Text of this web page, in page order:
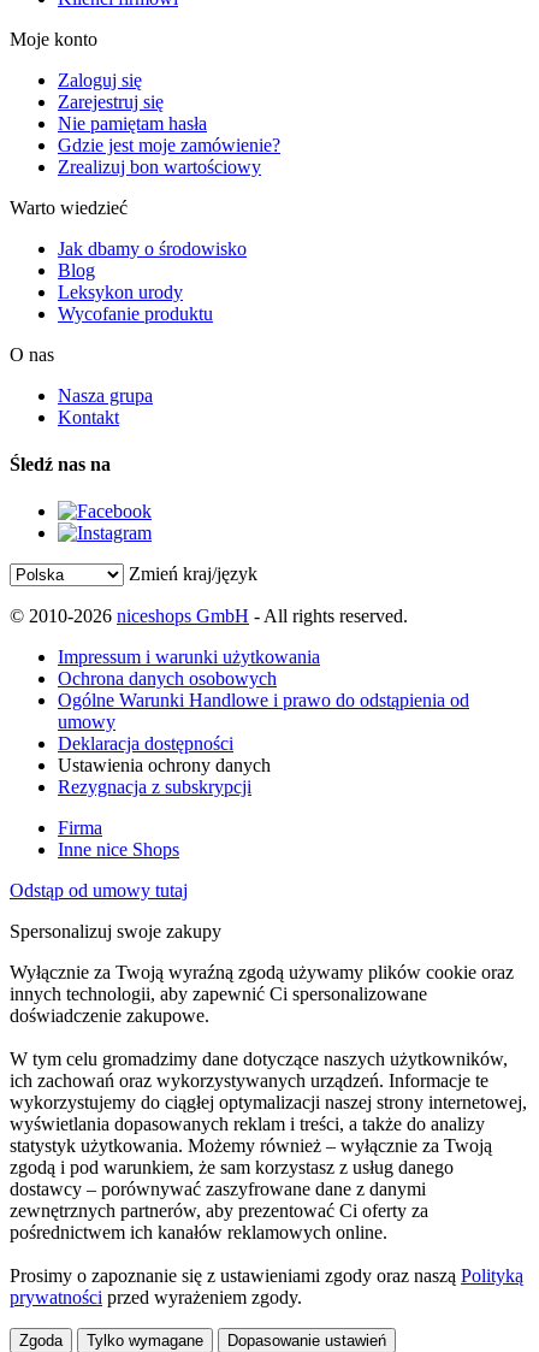
Moje konto
Zaloguj się
Zarejestruj się
Nie pamiętam hasła
Gdzie jest moje zamówienie?
Zrealizuj bon wartościowy
Warto wiedzieć
Jak dbamy o środowisko
Blog
Leksykon urody
Wycofanie produktu
O nas
Nasza grupa
Kontakt
Śledź nas na
Zmień kraj/język
© 2010-2026 niceshops GmbH - All rights reserved.
Impressum i warunki użytkowania
Ochrona danych osobowych
Ogólne Warunki Handlowe i prawo do odstąpienia od
umowy
Deklaracja dostępności
Ustawienia ochrony danych
Rezygnacja z subskrypcji
Firma
Inne nice Shops
Odstąp od umowy tutaj
Spersonalizuj swoje zakupy
Wyłącznie za Twoją wyraźną zgodą używamy plików cookie oraz
innych technologii, aby zapewnić Ci spersonalizowane
doświadczenie zakupowe.
W tym celu gromadzimy dane dotyczące naszych użytkowników,
ich zachowań oraz wykorzystywanych urządzeń. Informacje te
wykorzystujemy do ciągłej optymalizacji naszej strony internetowej,
wyświetlania dopasowanych reklam i treści, a także do analizy
statystyk użytkowania. Możemy również – wyłącznie za Twoją
zgodą i pod warunkiem, że sam korzystasz z usług danego
dostawcy – porównywać zaszyfrowane dane z danymi
zewnętrznych partnerów, aby prezentować Ci oferty za
pośrednictwem ich kanałów reklamowych online.
Prosimy o zapoznanie się z ustawieniami zgody oraz naszą Polityką
prywatności przed wyrażeniem zgody.
Zgoda Tylko wymagane Dopasowanie ustawień